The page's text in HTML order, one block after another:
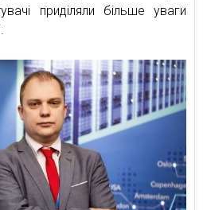
приділяли більше уваги